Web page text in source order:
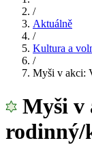
/
Aktuálně
/
Kultura a
/
Myši v akci:
Myši v
rodinný/